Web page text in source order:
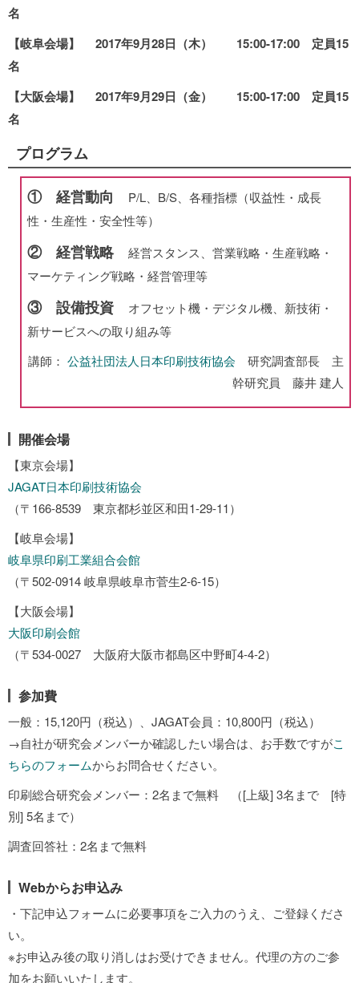
名
【岐阜会場】 2017年9月28日（木） 15:00-17:00 定員15
名
【大阪会場】 2017年9月29日（金）
15:00-17:00 定員15
名
プログラム
① 経営動向
P/L、B/S、各種指標（収益性・成長
性・生産性・安全性等）
② 経営戦略
経営スタンス、営業戦略・生産戦略・
マーケティング戦略・経営管理等
③ 設備投資
オフセット機・デジタル機、新技術・
新サービスへの取り組み等
講師： 公益社団法人日本印刷技術協会 研究調査部長 主
幹研究員 藤井 建人
開催会場
【東京会場】
JAGAT日本印刷技術協会
（〒166-8539 東京都杉並区和田1-29-11）
【岐阜会場】
岐阜県印刷工業組合会館
（〒502-0914 岐阜県岐阜市菅生2-6-15）
【大阪会場】
大阪印刷会館
（〒534-0027 大阪府大阪市都島区中野町4-4-2）
参加費
一般：15,120円（税込）、JAGAT会員：10,800円（税込）
→自社が研究会メンバーか確認したい場合は、お手数ですがこ
ちらのフォームからお問合せください。
印刷総合研究会メンバー：2名まで無料 （[上級] 3名まで [特
別] 5名まで）
調査回答社：2名まで無料
Webからお申込み
・下記申込フォームに必要事項をご入力のうえ、ご登録くださ
い。
※お申込み後の取り消しはお受けできません。代理の方のご参
加をお願いいたします。